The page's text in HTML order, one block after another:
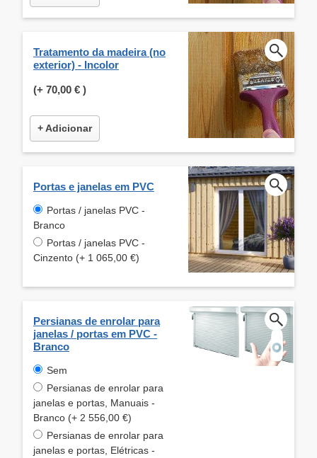
Tratamento da madeira (no
exterior) - Incolor
(+ 70,00 € )
+ Adicionar
Portas e janelas em PVC
Portas / janelas PVC -
Branco
Portas / janelas PVC -
Cinzento (+ 1 065,00 €)
Persianas de enrolar para
janelas / portas em PVC -
Branco
Sem
Persianas de enrolar para
janelas e portas, Manuais -
Branco (+ 2 556,00 €)
Persianas de enrolar para
janelas e portas, Elétricas -